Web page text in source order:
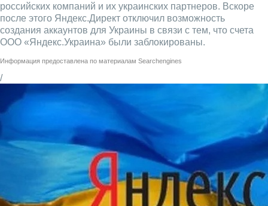
российских компаний и их украинских партнеров. Вскоре
после этого Яндекс.Директ отключил возможность
создания аккаунтов для Украины в связи с тем, что счета
ООО «Яндекс.Украина» были заблокированы.
Информация предоставлена по материалам Searchengines
/